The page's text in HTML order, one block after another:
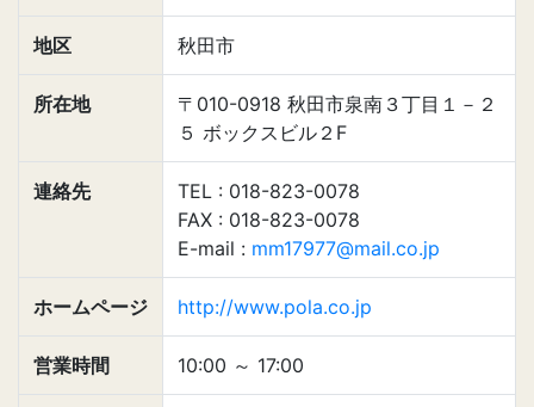
地区 秋田市
所在地
〒010-0918 秋田市泉南３丁目１－２
５ ボックスビル２F
連絡先
TEL : 018-823-0078
FAX : 018-823-0078
E-mail : mm17977@mail.co.jp
ホームページ http://www.pola.co.jp
営業時間 10:00 ～ 17:00